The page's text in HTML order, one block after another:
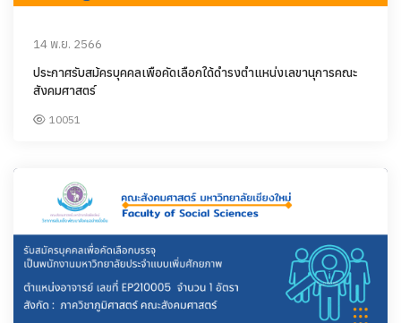
14 พ.ย. 2566
ประกาศรับสม้ครบุคคลเพือคัดเลือกใด้ดำรงตำแหน่งเลขานุการคณะ
สังคมศาสตร์
10051